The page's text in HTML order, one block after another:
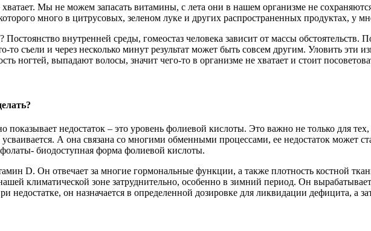
Мы не можем запасать витамины, с лета они в нашем организме не
много в цитрусовых, зеленом луке и других распространенных продуктах, у
Постоянство внутренней среды, гомеостаз человека зависит от массы
съели и через несколько минут результат может быть совсем другим. Уловить эти
ногтей, выпадают волосы, значит чего-то в организме не хватает и стоит
недостаток – это уровень фолиевой кислоты. Это важно не только для
А она связана со многими обменными процессами, ее недостаток может
биодоступная форма фолиевой кислоты.
D. Он отвечает за многие гормональные функции, а также плотность костной
климатической зоне затруднительно, особенно в зимний период. Он
недостатке, он назначается в определенной дозировке для ликвидации дефицита, а